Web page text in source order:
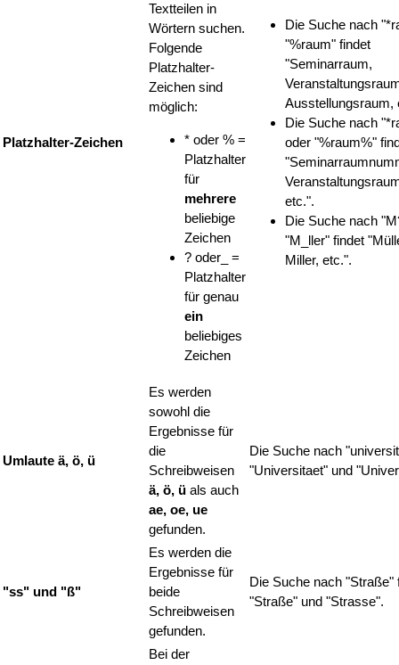
Platzhalter-Zeichen
Textteilen in
Wörtern suchen.
Folgende
Platzhalter-
Zeichen sind
möglich:
* oder % =
Platzhalter
für
mehrere
beliebige
Zeichen
? oder_ =
Platzhalter
für genau
ein
beliebiges
Zeichen
Die Suche nach
"%raum" findet
"Seminarraum,
Ausstellungsraum,
Die Suche nach
oder "%raum%"
etc.".
Die Suche nach
"M_ller" findet
Miller, etc.".
Umlaute ä, ö, ü
Es werden
sowohl die
Ergebnisse für
die
Schreibweisen
ä, ö, ü als auch
ae, oe, ue
gefunden.
Die Suche nach
"Universitaet" und
"ss" und "ß"
Es werden die
Ergebnisse für
beide
Schreibweisen
gefunden.
Die Suche nach "Straße"
"Straße" und "Strasse".
Bei der